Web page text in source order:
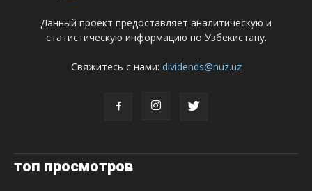
Данный проект предоставляет аналитическую и
статистическую информацию по Узбекистану.
Свяжитесь с нами: dividends@nuz.uz
топ просмотров